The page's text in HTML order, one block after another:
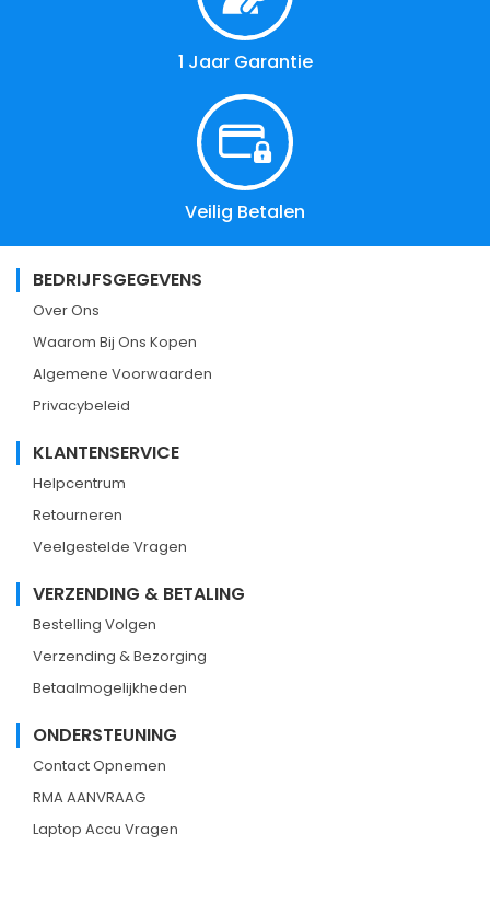
1 Jaar Garantie
Veilig Betalen
BEDRIJFSGEGEVENS
Over Ons
Waarom Bij Ons Kopen
Algemene Voorwaarden
Privacybeleid
KLANTENSERVICE
Helpcentrum
Retourneren
Veelgestelde Vragen
VERZENDING & BETALING
Bestelling Volgen
Verzending & Bezorging
Betaalmogelijkheden
ONDERSTEUNING
Contact Opnemen
RMA AANVRAAG
Laptop Accu Vragen